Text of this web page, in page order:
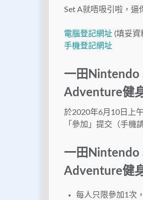
Set A就唔吸引啦，逼
電腦登記網址 (填妥資
手機登記網址
一田Nintendo
Adventure健
於2020年6月10日上
「參加」提交（手機
一田Nintendo
Adventure健
每人只限參加1次